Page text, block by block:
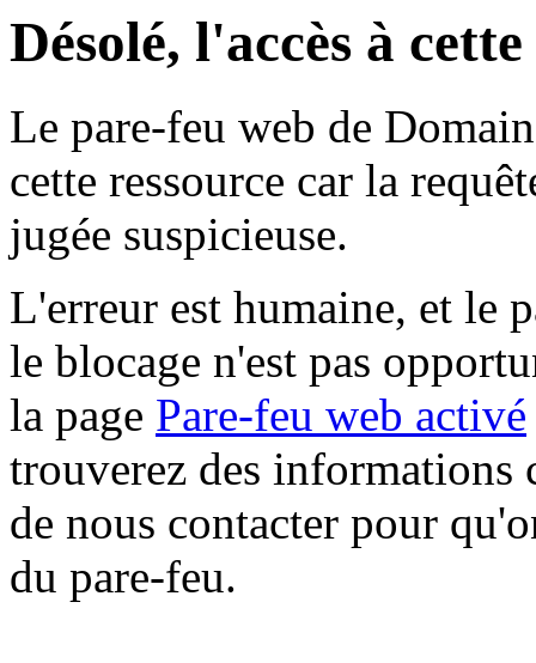
Désolé, l'accès à
Le pare-feu web de
cette ressource car la
jugée suspicieuse.
L'erreur est humaine, et le
le blocage n'est pas
la page Pare-feu web activé
trouverez des informations
de nous contacter pour
du pare-feu.